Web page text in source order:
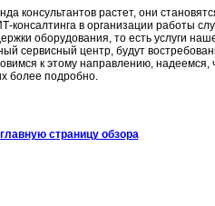
консультантов растет, они
консалтинга в организации работы
оборудования, то есть услуги
сервисный центр, будут
к этому направлению, надеемся,
более подробно.
страницу обзора